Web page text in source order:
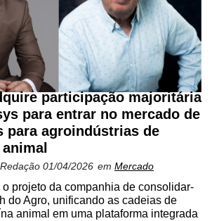
participação majoritária
para entrar no mercado de
para agroindústrias de
Redação 01/04/2026 em Mercado
o projeto da companhia de consolidar-
do Agro, unificando as cadeias de
animal em uma plataforma integrada